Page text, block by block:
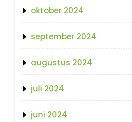
oktober 2024
september 2024
augustus 2024
juli 2024
juni 2024